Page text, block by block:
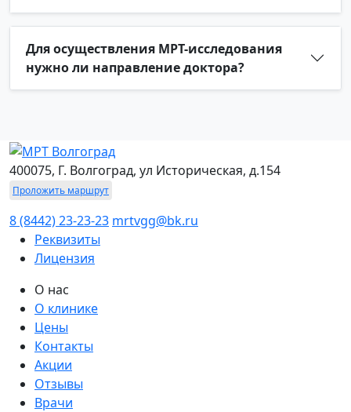
Для осуществления МРТ-исследования
нужно ли направление доктора?
400075, Г. Волгоград, ул Историческая, д.154
Проложить маршрут
8 (8442) 23-23-23 mrtvgg@bk.ru
Реквизиты
Лицензия
О нас
О клинике
Цены
Контакты
Акции
Отзывы
Врачи